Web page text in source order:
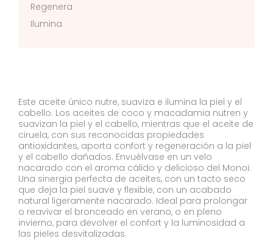
Regenera
Ilumina
Este aceite único nutre, suaviza e ilumina la piel y el
cabello. Los aceites de coco y macadamia nutren y
suavizan la piel y el cabello, mientras que el aceite de
ciruela, con sus reconocidas propiedades
antioxidantes, aporta confort y regeneración a la piel
y el cabello dañados. Envuélvase en un velo
nacarado con el aroma cálido y delicioso del Monoï.
Una sinergia perfecta de aceites, con un tacto seco
que deja la piel suave y flexible, con un acabado
natural ligeramente nacarado. Ideal para prolongar
o reavivar el bronceado en verano, o en pleno
invierno, para devolver el confort y la luminosidad a
las pieles desvitalizadas.